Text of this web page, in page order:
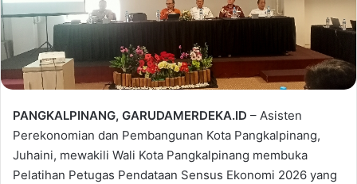
PANGKALPINANG, GARUDAMERDEKA.ID – Asisten
Perekonomian dan Pembangunan Kota Pangkalpinang,
Juhaini, mewakili Wali Kota Pangkalpinang membuka
Pelatihan Petugas Pendataan Sensus Ekonomi 2026 yang